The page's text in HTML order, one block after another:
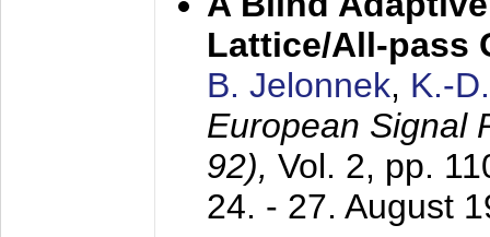
Lattice/All-pass
B. Jelonnek, K.-
European Signal
92), Vol. 2, pp.
24. - 27. August